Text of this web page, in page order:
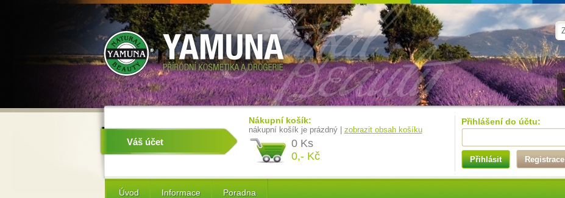
Přihlášení do účtu:
Přihlásit Registrace
Váš účet
Nákupní košík:
nákupní košík je prázdný | zobrazit obsah košíku
0 Ks
0,- Kč
Úvod Informace Poradna